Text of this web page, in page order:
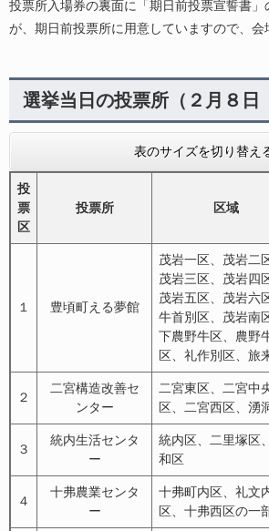
投票所入場券の裏面に「期日前投票宣誓書」
が、期日前投票所に用意していますので、会
選挙当日の投票所（２月８日
表のサイズを切り替え
投
票
区
投票所 区域
１ 豊頃町える夢館
茂岩一区、茂岩二
茂岩三区、茂岩四
茂岩五区、茂岩六
牛首別区、茂岩南
下農野牛区、農野
区、礼作別区、旅
２
二宮構造改善セ
ンター
二宮東区、二宮中
区、二宮西区、湧
３
統内生活センタ
ー
統内区、二里塚区
和区
４
十弗農業センタ
ー
十弗町内区、礼文
区、十弗西区の一